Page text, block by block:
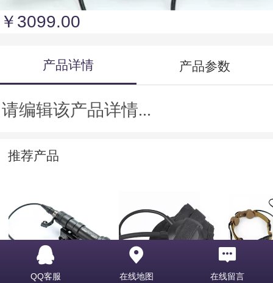
￥3099.00
产品详情 产品参数
请编辑该产品详情...
推荐产品
M300B MINI
Tactical Selex TASC
QQ客服 在线地图 在线留言